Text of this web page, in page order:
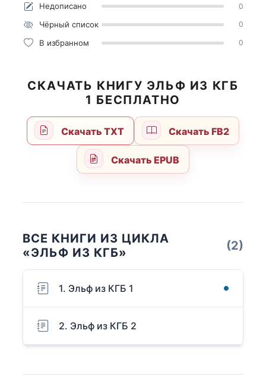
Недописано 0
Чёрный список 0
В избранном 0
СКАЧАТЬ КНИГУ ЭЛЬФ ИЗ КГБ
1 БЕСПЛАТНО
Скачать TXT Скачать FB2
Скачать EPUB
ВСЕ КНИГИ ИЗ ЦИКЛА
«ЭЛЬФ ИЗ КГБ»
(2)
1. Эльф из КГБ 1
2. Эльф из КГБ 2